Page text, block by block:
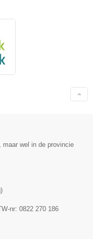
maar wel in de provincie
)
nr: 0822 270 186